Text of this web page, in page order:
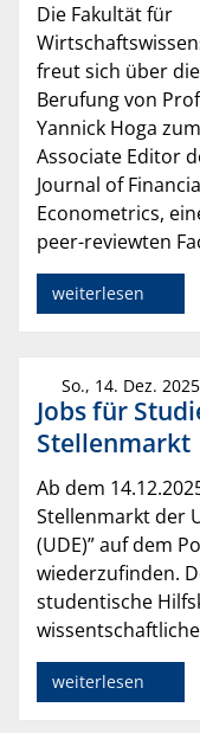
Die Fakultät für
freut sich über die
Berufung von
Yannick Hoga zum
Associate Editor
Journal of
Econometrics,
peer-reviewten
weiterlesen
So., 14. Dez. 2025
Jobs für
Stellenmarkt
Ab dem
Stellenmarkt der
(UDE)” auf dem
wiederzufinden.
studentische
weiterlesen